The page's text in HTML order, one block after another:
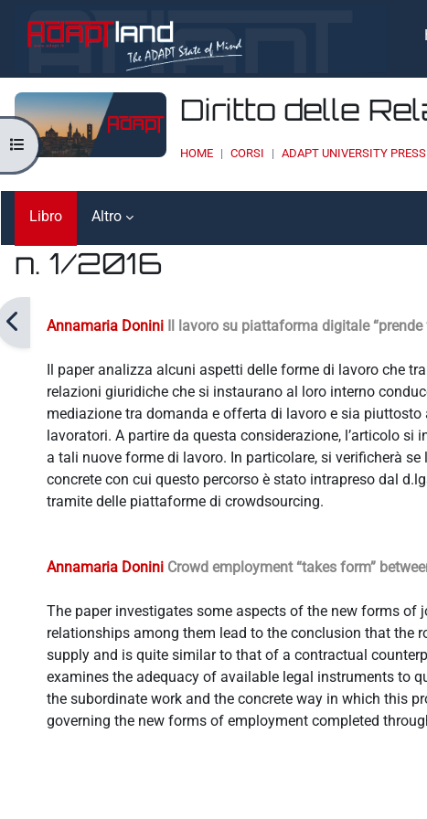
Diritto delle
HOME CORSI ADAPT UNIVERSITY PRESS
Apri indice del corso
Libro Altro
n. 1/2016
Aggregazione dei criteri
Annamaria Donini Il lavoro su piattaforma digitale
Il paper analizza alcuni aspetti delle forme di lavoro che
relazioni giuridiche che si instaurano al loro interno
mediazione tra domanda e offerta di lavoro e sia
lavoratori. A partire da questa considerazione, l’articolo
a tali nuove forme di lavoro. In particolare, si verificherà
concrete con cui questo percorso è stato intrapreso dal
tramite delle piattaforme di crowdsourcing.
Annamaria Donini Crowd employment “takes form”
The paper investigates some aspects of the new forms
relationships among them lead to the conclusion that the
supply and is quite similar to that of a contractual
examines the adequacy of available legal instruments to
the subordinate work and the concrete way in which this
governing the new forms of employment completed